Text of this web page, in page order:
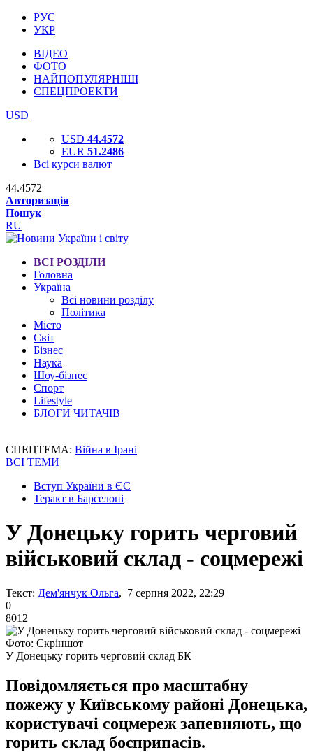
РУС
УКР
ВІДЕО
ФОТО
НАЙПОПУЛЯРНІШІ
СПЕЦПРОЕКТИ
USD
USD 44.4572
EUR 51.2486
Всі курси валют
44.4572
Авторизація
Пошук
RU
ВСІ РОЗДІЛИ
Головна
Україна
Всі новини розділу
Політика
Місто
Світ
Бізнес
Наука
Шоу-бізнес
Спорт
Lifestyle
БЛОГИ ЧИТАЧІВ
СПЕЦТЕМА: Війна в Ірані
ВСІ ТЕМИ
Вступ України в ЄС
Теракт в Барселоні
У Донецьку горить черговий
військовий склад - соцмережі
Текст: Дем'янчук Ольга, 7 серпня 2022, 22:29
0
8012
Фото: Скріншот
У Донецьку горить черговий склад БК
Повідомляється про масштабну
пожежу у Київському районі Донецька,
користувачі соцмереж запевняють, що
горить склад боєприпасів.